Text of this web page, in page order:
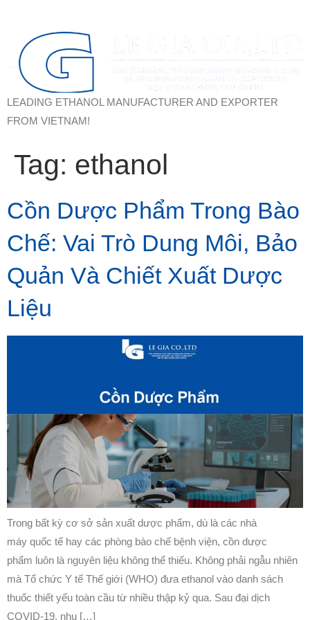
LEADING ETHANOL MANUFACTURER AND EXPORTER
FROM VIETNAM!
Tag: ethanol
Cồn Dược Phẩm Trong Bào
Chế: Vai Trò Dung Môi, Bảo
Quản Và Chiết Xuất Dược
Liệu
Trong bất kỳ cơ sở sản xuất dược phẩm, dù là các nhà
máy quốc tế hay các phòng bào chế bệnh viện, cồn dược
phẩm luôn là nguyên liệu không thể thiếu. Không phải ngẫu nhiên
mà Tổ chức Y tế Thế giới (WHO) đưa ethanol vào danh sách
thuốc thiết yếu toàn cầu từ nhiều thập kỷ qua. Sau đại dịch
COVID-19, nhu […]